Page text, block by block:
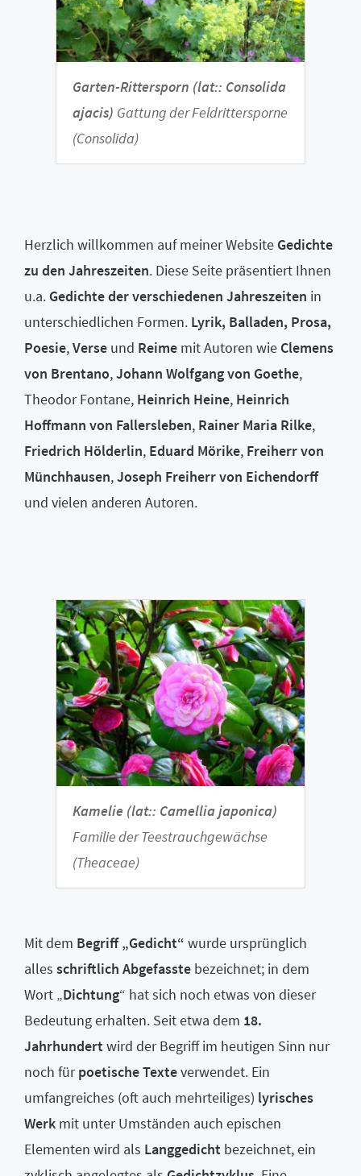
Garten-Rittersporn (lat:: Consolida
ajacis) Gattung der Feldrittersporne
(Consolida)
Herzlich willkommen auf meiner Website Gedichte
zu den Jahreszeiten. Diese Seite präsentiert Ihnen
u.a. Gedichte der verschiedenen Jahreszeiten in
unterschiedlichen Formen. Lyrik, Balladen, Prosa,
Poesie,Verse und Reime mit Autoren wie Clemens
von Brentano,Johann Wolfgang von Goethe,
Theodor Fontane, Heinrich Heine, Heinrich
Hoffmann von Fallersleben, Rainer Maria Rilke,
Friedrich Hölderlin, Eduard Mörike, Freiherr von
Münchhausen,Joseph Freiherr von Eichendorff
und vielen anderen Autoren.
Kamelie (lat:: Camellia japonica)
Familie der Teestrauchgewächse
(Theaceae)
Mit dem Begriff „Gedicht“ wurde ursprünglich
alles schriftlich Abgefasste bezeichnet; in dem
Wort „Dichtung“ hat sich noch etwas von dieser
Bedeutung erhalten. Seit etwa dem 18.
Jahrhundertwird der Begriff im heutigen Sinn nur
noch fürpoetische Texteverwendet. Ein
umfangreiches (oft auch mehrteiliges) lyrisches
Werk mit unter Umständen auch epischen
Elementen wird als Langgedicht bezeichnet, ein